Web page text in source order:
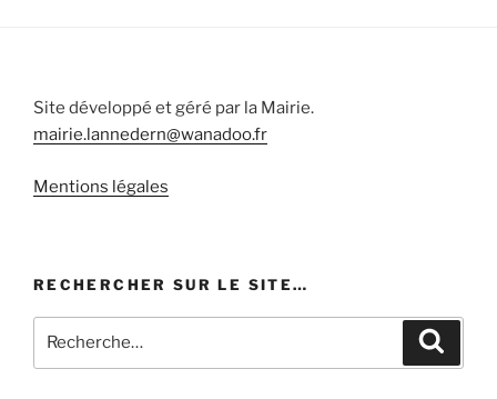
Site développé et géré par la Mairie.
mairie.lannedern@wanadoo.fr
Mentions légales
RECHERCHER SUR LE SITE…
pour